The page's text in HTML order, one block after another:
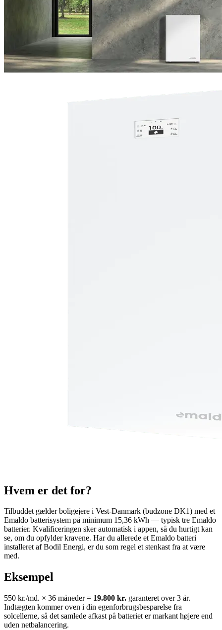
Hvem er det for?
Tilbuddet gælder boligejere i Vest-Danmark (budzone DK1) med et
Emaldo batterisystem på minimum 15,36 kWh — typisk tre Emaldo
batterier. Kvalificeringen sker automatisk i appen, så du hurtigt kan
se, om du opfylder kravene. Har du allerede et Emaldo batteri
installeret af Bodil Energi, er du som regel et stenkast fra at være
med.
Eksempel
550 kr./md. × 36 måneder = 19.800 kr. garanteret over 3 år.
Indtægten kommer oven i din egenforbrugsbesparelse fra
solcellerne, så det samlede afkast på batteriet er markant højere end
uden netbalancering.